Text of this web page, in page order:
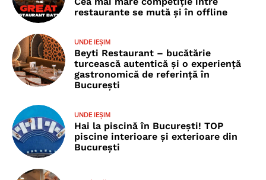
restaurante se mută și în offline
UNDE IEȘIM
Beyti Restaurant – bucătărie
turcească autentică și o experiență
gastronomică de referință în
București
UNDE IEȘIM
Hai la piscină în București! TOP
piscine interioare și exterioare din
București